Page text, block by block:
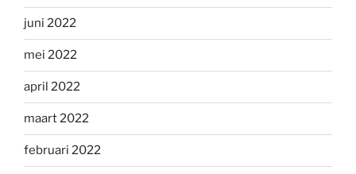
juni 2022
mei 2022
april 2022
maart 2022
februari 2022